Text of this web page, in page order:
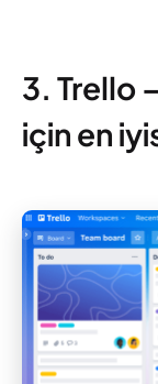
3. Trello
için en